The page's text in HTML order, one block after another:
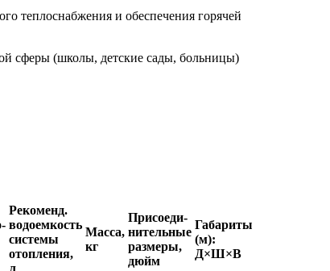
теплоснабжения и обеспечения горячей
сферы (школы, детские сады, больницы)
Рекоменд.
водоемкость
системы
отопления,
л
Масса,
кг
Присоеди-
нительные
размеры,
дюйм
Габариты
(м):
Д×Ш×В